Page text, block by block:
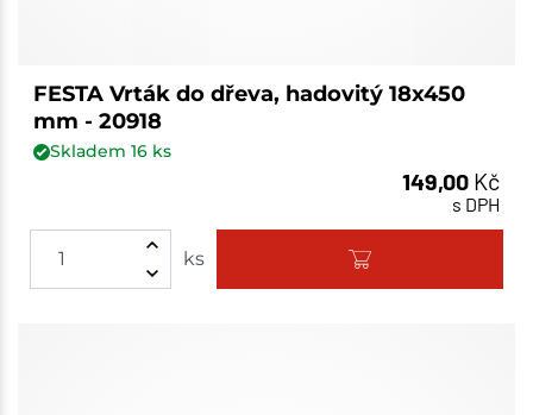
FESTA Vrták do dřeva, hadovitý 18x450
mm - 20918
Skladem 16ks
149,00 Kč
s DPH
ks